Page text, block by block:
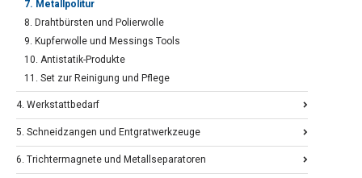
7. Metallpolitur
8. Drahtbürsten und Polierwolle
9. Kupferwolle und Messings Tools
10. Antistatik-Produkte
11. Set zur Reinigung und Pflege
4. Werkstattbedarf
5. Schneidzangen und Entgratwerkzeuge
6. Trichtermagnete und Metallseparatoren